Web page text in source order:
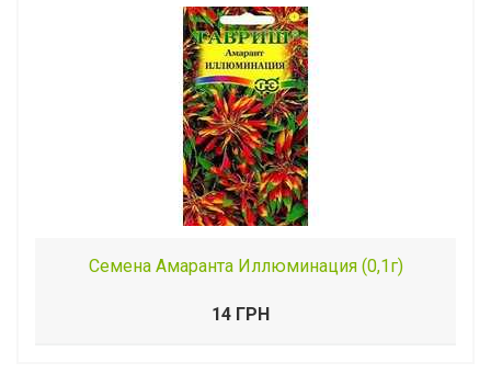
Семена Амаранта Иллюминация (0,1г)
14 ГРН